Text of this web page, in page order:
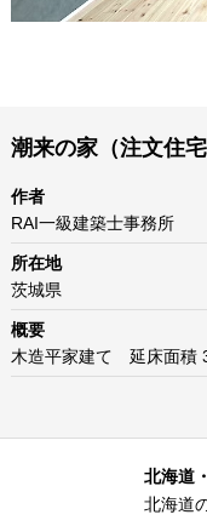
潮来の家（注文住
作者
RAI一級建築士事務所
所在地
茨城県
概要
木造平家建て 延床面積
北海道
北海道